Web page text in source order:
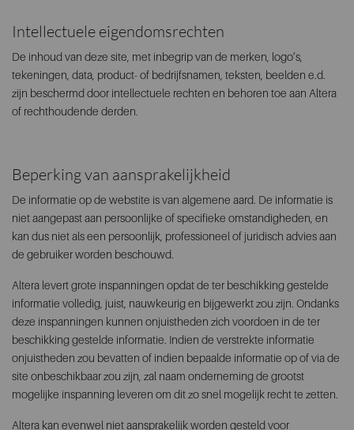
Intellectuele eigendomsrechten
De inhoud van deze site, met inbegrip van de merken, logo’s,
tekeningen, data, product- of bedrijfsnamen, teksten, beelden e.d.
zijn beschermd door intellectuele rechten en behoren toe aan Altera
of rechthoudende derden.
Beperking van aansprakelijkheid
De informatie op de webstite is van algemene aard. De informatie is
niet aangepast aan persoonlijke of specifieke omstandigheden, en
kan dus niet als een persoonlijk, professioneel of juridisch advies aan
de gebruiker worden beschouwd.
Altera levert grote inspanningen opdat de ter beschikking gestelde
informatie volledig, juist, nauwkeurig en bijgewerkt zou zijn. Ondanks
deze inspanningen kunnen onjuistheden zich voordoen in de ter
beschikking gestelde informatie. Indien de verstrekte informatie
onjuistheden zou bevatten of indien bepaalde informatie op of via de
site onbeschikbaar zou zijn, zal naam onderneming de grootst
mogelijke inspanning leveren om dit zo snel mogelijk recht te zetten.
Altera kan evenwel niet aansprakelijk worden gesteld voor